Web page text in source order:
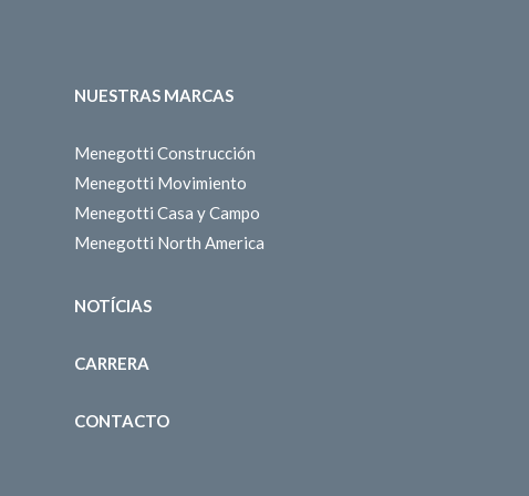
NUESTRAS MARCAS
Menegotti Construcción
Menegotti Movimiento
Menegotti Casa y Campo
Menegotti North America
NOTÍCIAS
CARRERA
CONTACTO